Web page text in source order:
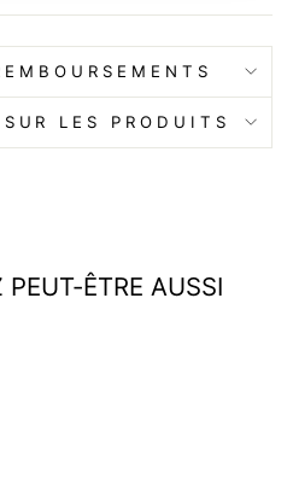
LES PRODUITS
ÊTRE AUSSI